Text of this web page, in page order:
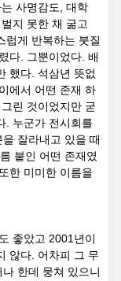
사명감도, 대학
지 못한 채 굶고
럽게 반복하는 붓질
다. 그뿐이었다. 배
했다. 석삼년 뜻없
에서 어떤 존재 하
린 것이었지만 굳
. 누군가 전시회를
잘라내고 있을 때
붙인 어떤 존재였
한 미미한 이름을
좋았고 2001년이
않다. 어차피 그 무
한데 뭉쳐 있으니